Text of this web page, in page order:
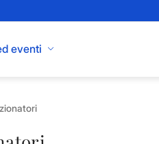
eventi